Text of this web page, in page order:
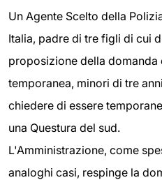
Un Agente Scelto della
Italia, padre di tre figli di cui
proposizione della domanda
temporanea, minori di tre
chiedere di essere
una Questura del sud.
L'Amministrazione, come
analoghi casi, respinge la